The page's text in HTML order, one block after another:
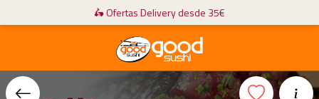
🛵 Ofertas Delivery desde 35€